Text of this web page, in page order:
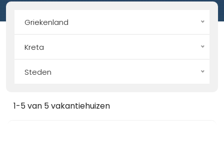
Griekenland
Kreta
Steden
1-5 van 5 vakantiehuizen